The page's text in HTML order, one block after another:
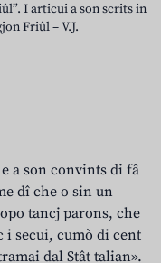
I articui a son scrits in
Friûl – V.J.
a son convints di fâ
dî che o sin un
tancj parons, che
i secui, cumò di cent
dal Stât talian».